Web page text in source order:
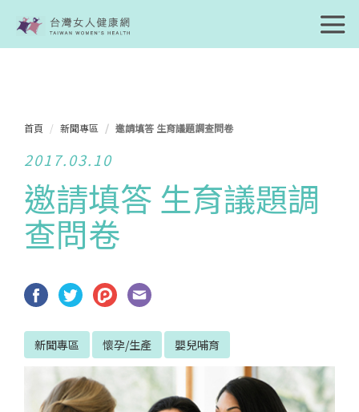
首頁 新聞專區 邀請填答 生育議題調查問卷
2017.03.10
邀請填答 生育議題調
查問卷
新聞專區 懷孕/生產 嬰兒哺育